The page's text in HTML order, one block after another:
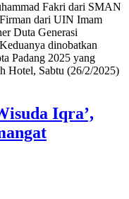
Fakri dari SMAN
dari UIN Imam
Duta Generasi
dinobatkan
Padang 2025 yang
Hotel, Sabtu (26/2/2025)
Iqra’,